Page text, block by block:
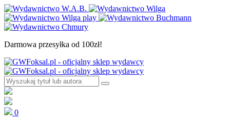
Darmowa przesyłka od 100zł!
0